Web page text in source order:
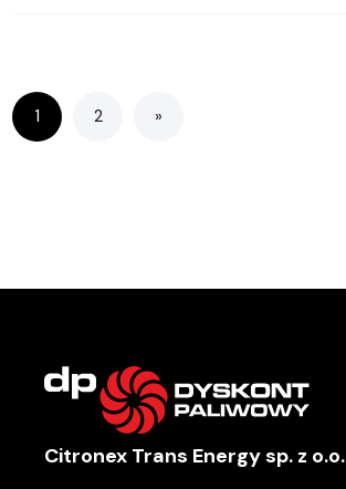
1 2 »
Citronex Trans Energy sp. z o.o.